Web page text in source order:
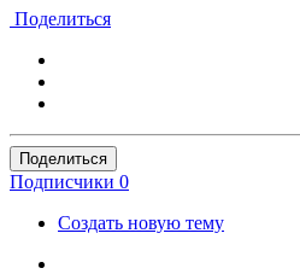
Поделиться
Поделиться
Подписчики 0
Создать новую тему